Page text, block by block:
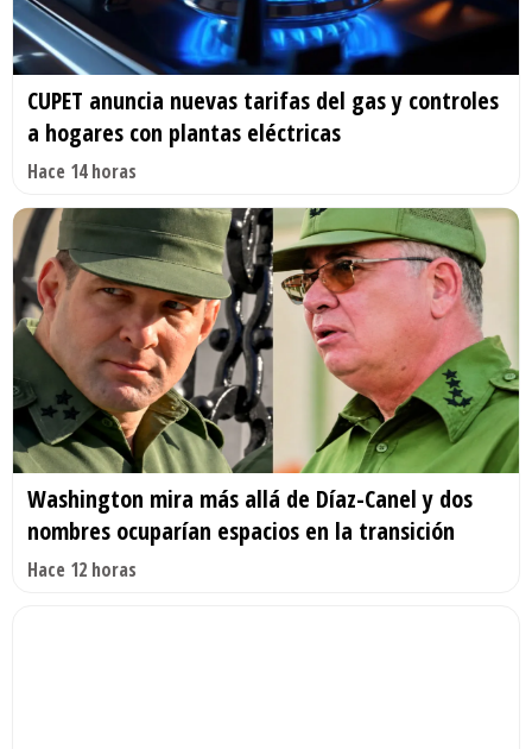
CUPET anuncia nuevas tarifas del gas y controles
a hogares con plantas eléctricas
Hace 14 horas
Washington mira más allá de Díaz-Canel y dos
nombres ocuparían espacios en la transición
Hace 12 horas